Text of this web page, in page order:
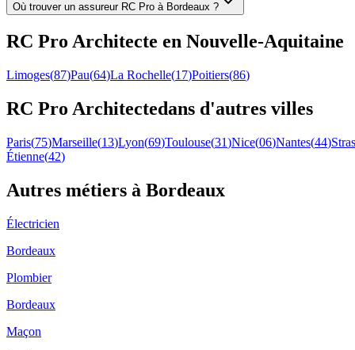
Où trouver un assureur RC Pro à Bordeaux ?
RC Pro Architecte en Nouvelle-Aquitaine
Limoges(87)Pau(64)La Rochelle(17)Poitiers(86)
RC Pro Architectedans d'autres villes
Paris(75)Marseille(13)Lyon(69)Toulouse(31)Nice(06)Nantes(44)
Étienne(42)
Autres métiers à Bordeaux
Électricien
Bordeaux
Plombier
Bordeaux
Maçon